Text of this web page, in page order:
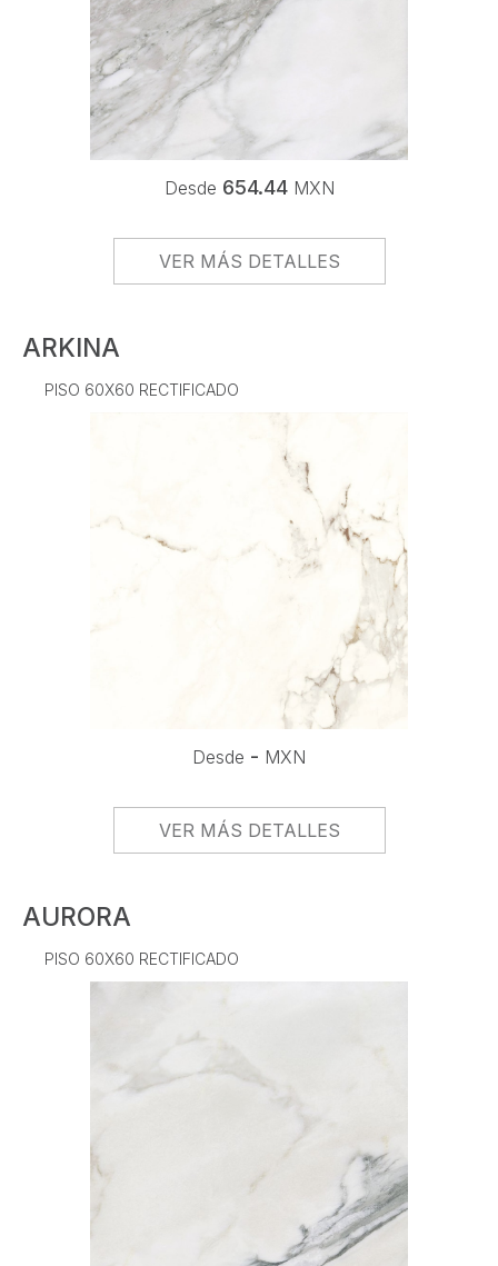
Desde 654.44 MXN
VER MÁS DETALLES
ARKINA
PISO 60X60 RECTIFICADO
Desde - MXN
VER MÁS DETALLES
AURORA
PISO 60X60 RECTIFICADO